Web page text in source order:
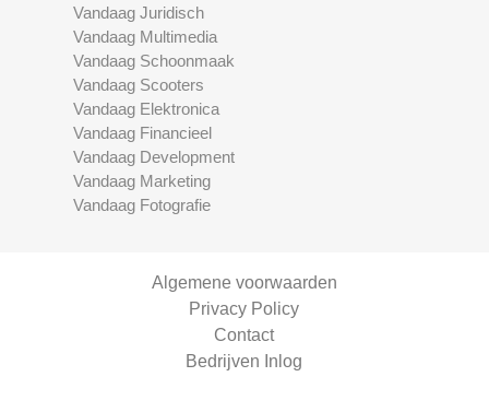
Vandaag Juridisch
Vandaag Multimedia
Vandaag Schoonmaak
Vandaag Scooters
Vandaag Elektronica
Vandaag Financieel
Vandaag Development
Vandaag Marketing
Vandaag Fotografie
Algemene voorwaarden
Privacy Policy
Contact
Bedrijven Inlog